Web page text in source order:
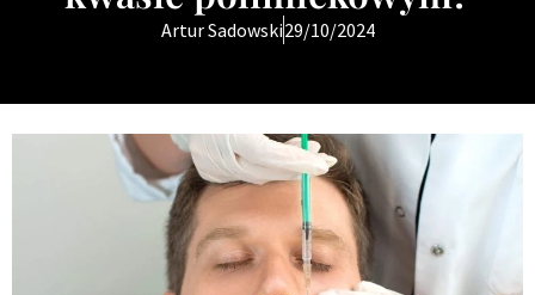
Artur Sadowski29/10/2024